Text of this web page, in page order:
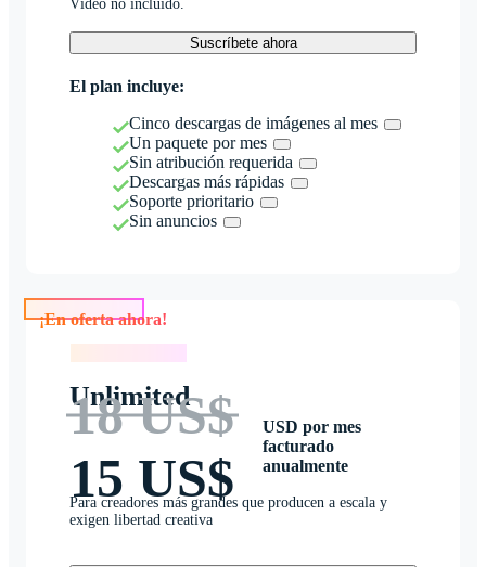
Vídeo no incluido.
Suscríbete ahora
El plan incluye:
Cinco descargas de imágenes al mes
Un paquete por mes
Sin atribución requerida
Descargas más rápidas
Soporte prioritario
Sin anuncios
Unlimited
18 US$
15 US$
USD por mes
facturado
anualmente
Para creadores más grandes que producen a escala y
exigen libertad creativa